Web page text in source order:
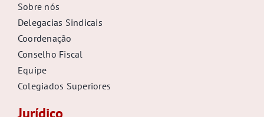
Sobre nós
Delegacias Sindicais
Coordenação
Conselho Fiscal
Equipe
Colegiados Superiores
Jurídico